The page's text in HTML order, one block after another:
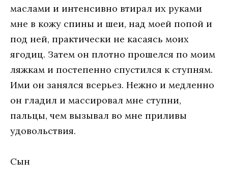
маслами и интенсивно втирал их руками
мне в кожу спины и шеи, над моей попой и
под ней, практически не касаясь моих
ягодиц. Затем он плотно прошелся по моим
ляжкам и постепенно спустился к ступням.
Ими он занялся всерьез. Нежно и медленно
он гладил и массировал мне ступни,
пальцы, чем вызывал во мне приливы
удовольствия.
Сын